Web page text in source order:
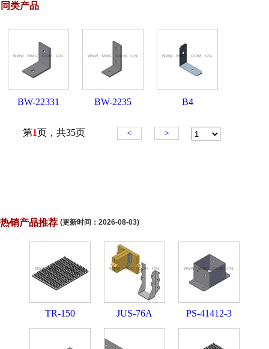
同类产品
热销产品推荐 (更新时间： 2026-08-03)
TR-150 JUS-76A PS-41412-3